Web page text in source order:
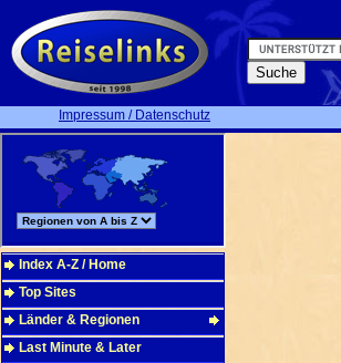
Impressum / Datenschutz
Index A-Z / Home
Top Sites
Länder & Regionen
Last Minute & Later